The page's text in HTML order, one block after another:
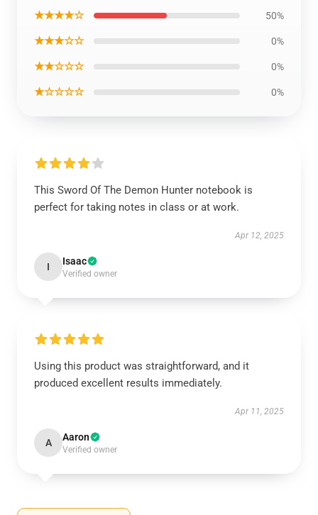
★★★★☆ 50%
★★★☆☆ 0%
★★☆☆☆ 0%
★☆☆☆☆ 0%
This Sword Of The Demon Hunter notebook is
perfect for taking notes in class or at work.
Apr 12, 2025
I Isaac
Verified owner
Using this product was straightforward, and it
produced excellent results immediately.
Apr 11, 2025
A Aaron
Verified owner